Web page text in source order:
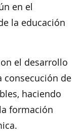
en el
la educación
el desarrollo
consecución de
haciendo
formación